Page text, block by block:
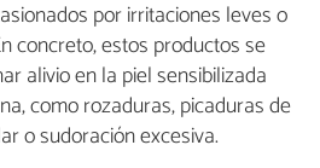
por irritaciones leves o
concreto, estos productos se
alivio en la piel sensibilizada
como rozaduras, picaduras de
o sudoración excesiva.